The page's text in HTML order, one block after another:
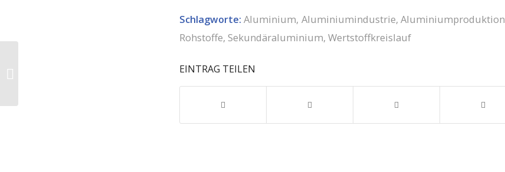
Schlagworte: Aluminium, Aluminiumindustrie,Aluminiumproduktion
Rohstoffe, Sekundäraluminium, Wertstoffkreislauf
EINTRAG TEILEN